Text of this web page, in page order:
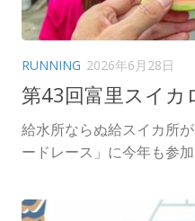
RUNNING 2026年6月28日
第43回富里スイカ
給水所ならぬ給スイカ所
ードレース」に今年も参